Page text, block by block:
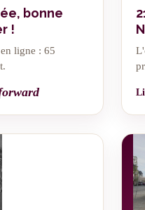
bonne
!
ligne : 65